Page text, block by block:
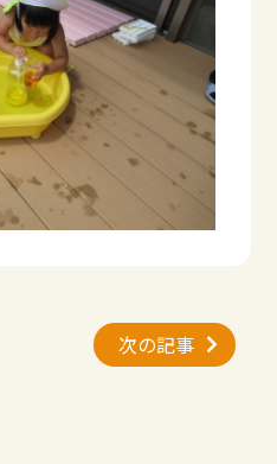
次の記事